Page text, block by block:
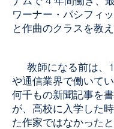
ワーナー・パシフィ
と作曲のクラスを教
教師になる前は、
や通信業界で働いて
何千もの新聞記事を
が、高校に入学した
た作家ではなかった